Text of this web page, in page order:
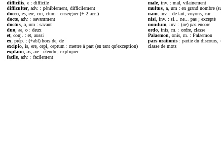
difficilis , e : difficile
difficulter, adv. : péniblement, difficilement
doceo , es, ere, cui, ctum : enseigner (+ 2 acc.)
docte, adv. : savamment
doctus , a, um : savant
duo , ae, o : deux
et , conj. : et, aussi
ex , prép. : (+abl) hors de, de
excipio , is, ere, cepi, ceptum : mettre à part (en tant qu'exception)
explano , as, are : étendre, expliquer
facile, adv. : facilement
male, inv. : mal, vilainement
multus , a, um : en grand nombre
nam , inv. : de fait, voyons, car
nisi , inv. : si... ne... pas ; excepté
nondum , inv. : (ne) pas encore
ordo , inis, m. : ordre, classe
Palaemon , onis, m. : Palaemon
pars orationis : partie du discours,
classe de mots